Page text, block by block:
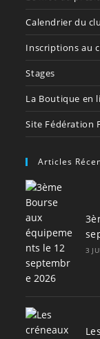
Calendrier du
Inscriptions au
Stages
La Boutique en
Site Fédération
Articles
3